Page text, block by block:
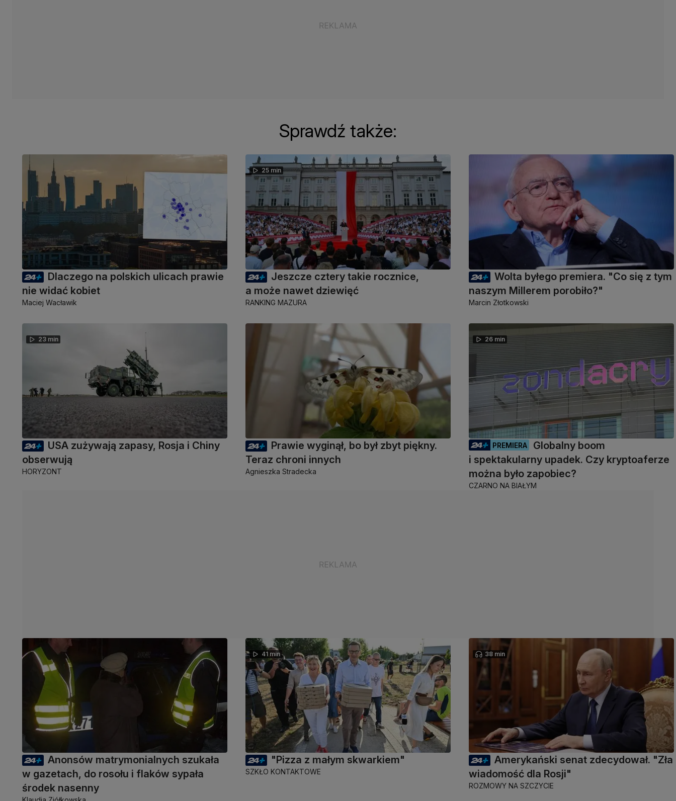
Sprawdź także:
Dlaczego na polskich ulicach prawie
nie widać kobiet
Maciej Wacławik
25 min
Jeszcze cztery takie rocznice,
a może nawet dziewięć
RANKING MAZURA
Wolta byłego premiera. "Co się z tym
naszym Millerem porobiło?"
Marcin Złotkowski
23 min
USA zużywają zapasy, Rosja i Chiny
obserwują
HORYZONT
Prawie wyginął, bo był zbyt piękny.
Teraz chroni innych
Agnieszka Stradecka
26 min
PREMIERA
Globalny boom
i spektakularny upadek. Czy kryptoaferze
można było zapobiec?
CZARNO NA BIAŁYM
Anonsów matrymonialnych szukała
w gazetach, do rosołu i flaków sypała
środek nasenny
41 min
"Pizza z małym skwarkiem"
SZKŁO KONTAKTOWE
38 min
Amerykański senat zdecydował. "Zła
wiadomość dla Rosji"
ROZMOWY NA SZCZYCIE